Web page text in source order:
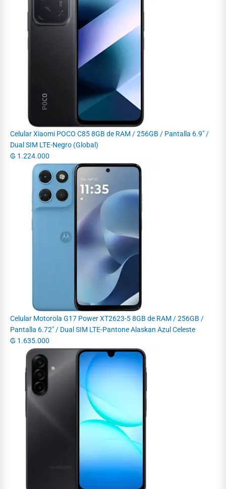
Celular Xiaomi POCO C85 8GB de RAM / 256GB / Pantalla 6.9" /
Dual SIM LTE-Negro (Global)
₲ 1.224.000
Celular Motorola G17 Power XT2623-5 8GB de RAM / 256GB /
Pantalla 6.72" / Dual SIM LTE-Pantone Alaskan Azul Celeste
₲ 1.635.000